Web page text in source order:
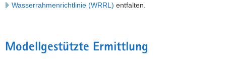
Wasserrahmenrichtlinie (WRRL) entfalten.
Modellgestützte Ermittlung